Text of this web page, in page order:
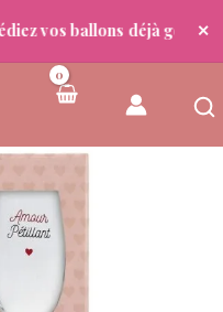
vos ballons déjà gonflés 🚚
✕